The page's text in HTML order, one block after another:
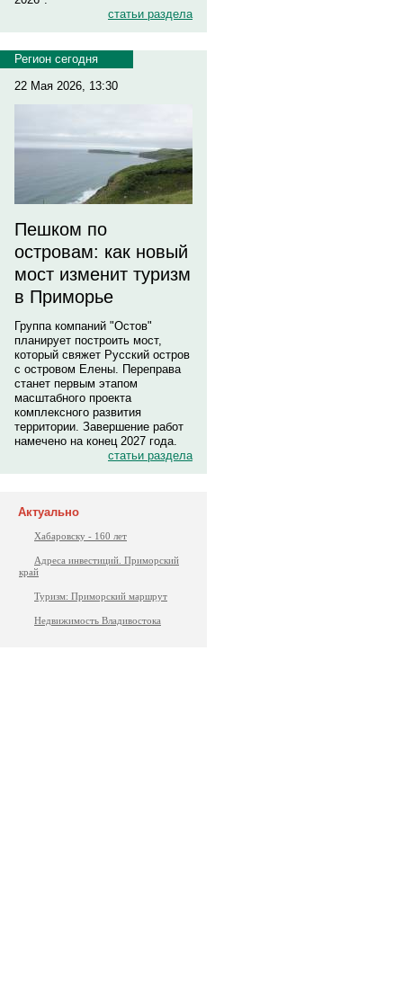
статьи раздела
Регион сегодня
22 Мая 2026, 13:30
Пешком по
островам: как новый
мост изменит туризм
в Приморье
Группа компаний "Остов"
планирует построить мост,
который свяжет Русский остров
с островом Елены. Переправа
станет первым этапом
масштабного проекта
комплексного развития
территории. Завершение работ
намечено на конец 2027 года.
статьи раздела
Актуально
Хабаровску - 160 лет
Адреса инвестиций. Приморский
край
Туризм: Приморский маршрут
Недвижимость Владивостока